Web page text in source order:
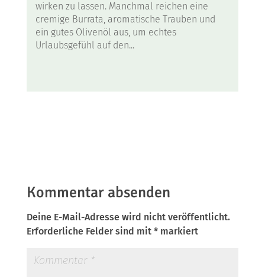
wirken zu lassen. Manchmal reichen eine
cremige Burrata, aromatische Trauben und
ein gutes Olivenöl aus, um echtes
Urlaubsgefühl auf den...
Kommentar absenden
Deine E-Mail-Adresse wird nicht veröffentlicht.
Erforderliche Felder sind mit *markiert